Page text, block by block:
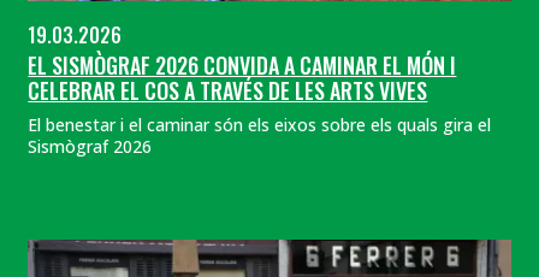
19.03.2026
EL SISMÒGRAF 2026 CONVIDA A CAMINAR EL MÓN I
CELEBRAR EL COS A TRAVÉS DE LES ARTS VIVES
El benestar i el caminar són els eixos sobre els quals gira el
Sismògraf 2026